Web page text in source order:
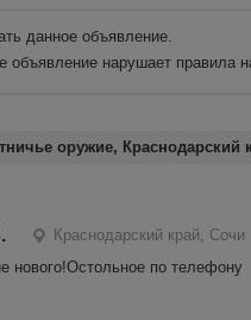
данное объявление.
объявление нарушает правила
оружие, Краснодарский
Краснодарский край, Сочи
нового!Остольное по телефону